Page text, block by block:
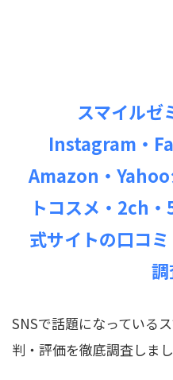
スマイル
Instagram・
Amazon・Yahoo
トコスメ・2ch
式サイトの口コ
調
SNSで話題になっている
判・評価を徹底調査しまし